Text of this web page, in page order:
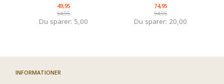
49,95
54,95
Du sparer: 5,00
74,95
94,95
Du sparer: 20,00
INFORMATIONER